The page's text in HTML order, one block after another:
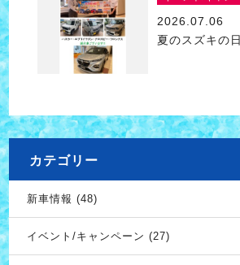
2026.07.06
夏のスズキの
カテゴリー
新車情報 (48)
イベント/キャンペーン (27)